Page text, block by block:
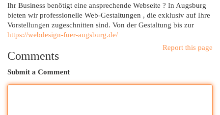
Ihr Business benötigt eine ansprechende Webseite ? In Augsburg
bieten wir professionelle Web-Gestaltungen , die exklusiv auf Ihre
Vorstellungen zugeschnitten sind. Von der Gestaltung bis zur
https://webdesign-fuer-augsburg.de/
Report this page
Comments
Submit a Comment